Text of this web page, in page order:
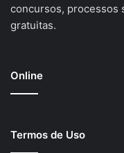
concursos, processos
gratuitas.
Online
Termos de Uso